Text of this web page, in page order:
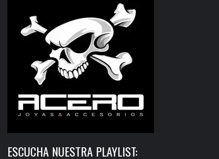
ESCUCHA NUESTRA PLAYLIST: